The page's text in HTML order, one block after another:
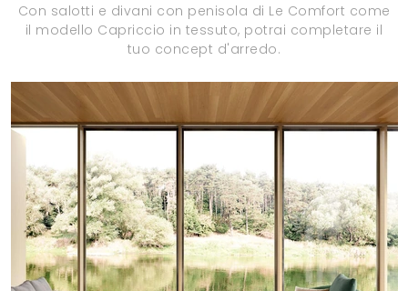
Con salotti e divani con penisola di Le Comfort come
il modello Capriccio in tessuto, potrai completare il
tuo concept d'arredo.